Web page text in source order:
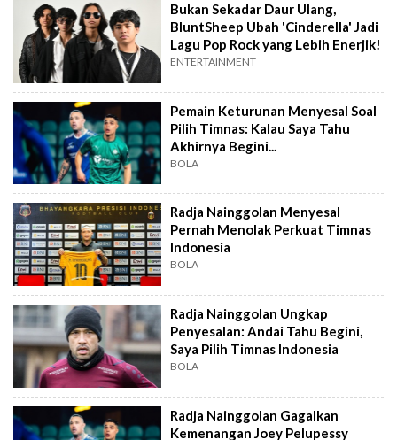
Bukan Sekadar Daur Ulang,
BluntSheep Ubah 'Cinderella' Jadi
Lagu Pop Rock yang Lebih Enerjik!
ENTERTAINMENT
Pemain Keturunan Menyesal Soal
Pilih Timnas: Kalau Saya Tahu
Akhirnya Begini...
BOLA
Radja Nainggolan Menyesal
Pernah Menolak Perkuat Timnas
Indonesia
BOLA
Radja Nainggolan Ungkap
Penyesalan: Andai Tahu Begini,
Saya Pilih Timnas Indonesia
BOLA
Radja Nainggolan Gagalkan
Kemenangan Joey Pelupessy